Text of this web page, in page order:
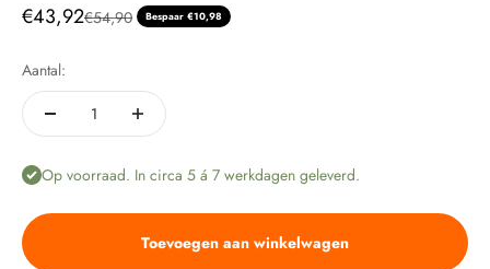
Aanbiedingsprijs
€43,92Normale prijs
€54,90 Bespaar €10,98
Aantal:
Op voorraad. In circa 5 á 7 werkdagen geleverd.
Toevoegen aan winkelwagen